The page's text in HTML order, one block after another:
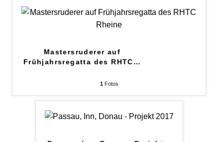
Mastersruderer auf
Frühjahrsregatta des RHTC…
1Fotos